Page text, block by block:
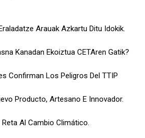
Arauak Azkartu Ditu Idokik.
Kanadan Ekoiztua CETAren Gatik?
Confirman Los Peligros Del TTIP
Producto, Artesano E Innovador.
Reta Al Cambio Climático.